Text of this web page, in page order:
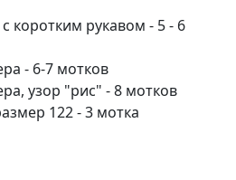
коротким рукавом - 5 - 6
- 6-7 мотков
узор "рис" - 8 мотков
122 - 3 мотка